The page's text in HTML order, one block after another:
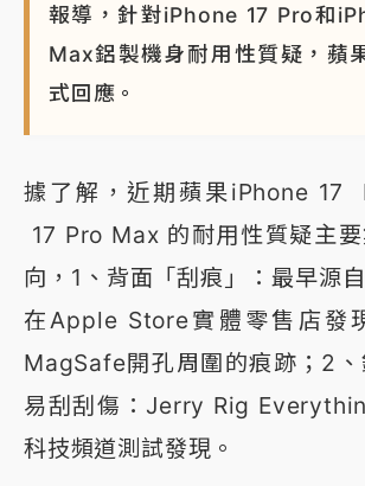
報導，針對iPhone 17 Pro和
Max鋁製機身耐用性質疑，蘋
式回應。
據了解，近期蘋果iPhone 17
17 Pro Max 的耐用性質疑主
向，1、背面「刮痕」：最早源
在Apple Store實體零售店發
MagSafe開孔周圍的痕跡；2
易刮刮傷：Jerry Rig
科技頻道測試發現。